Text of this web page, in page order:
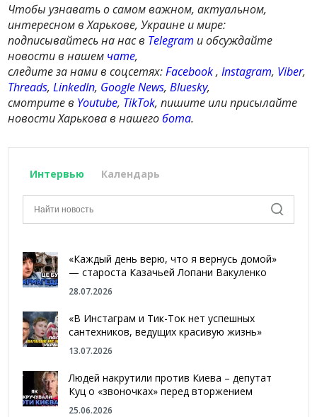
Чтобы узнавать о самом важном, актуальном,
интересном в Харькове, Украине и мире:
подписывайтесь на нас в Telegram и обсуждайте
новости в нашем чате,
следите за нами в соцсетях:Facebook,Instagram, Viber,
Threads,LinkedIn, Google News,Bluesky,
смотрите в Youtube, TikTok, пишите или присылайте
новости Харькова в нашегобота.
Интервью Календарь
«Каждый день верю, что я вернусь домой»
— староста Казачьей Лопани Вакуленко
28.07.2026
«В Инстаграм и Тик-Ток нет успешных
сантехников, ведущих красивую жизнь»
13.07.2026
Людей накрутили против Киева – депутат
Куц о «звоночках» перед вторжением
25.06.2026